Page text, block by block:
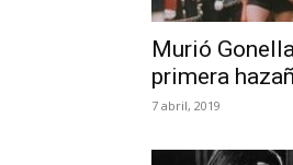
Murió
primera
7 abril, 2019